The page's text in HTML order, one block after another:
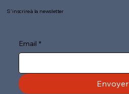
S'inscrire à la newsletter
Email *
Envoyer